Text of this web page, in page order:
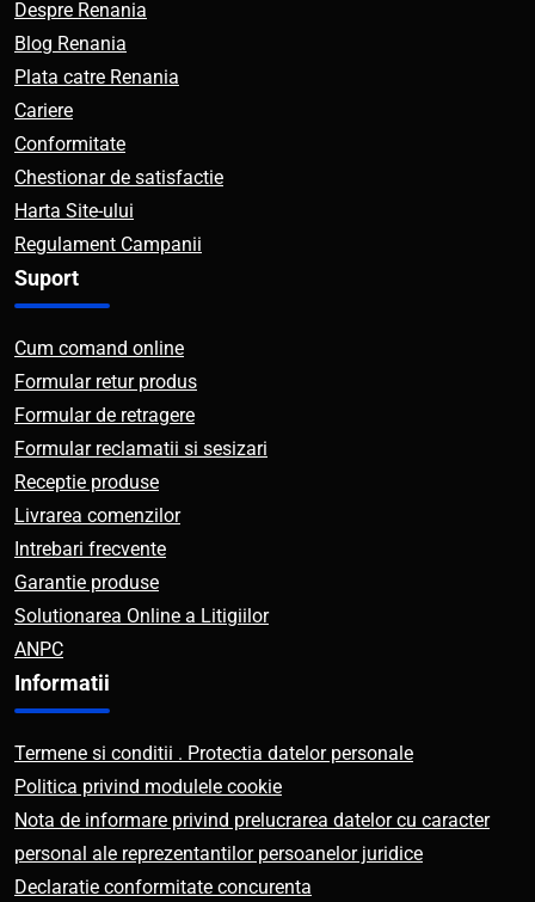
Despre Renania
Blog Renania
Plata catre Renania
Cariere
Conformitate
Chestionar de satisfactie
Harta Site-ului
Regulament Campanii
Suport
Cum comand online
Formular retur produs
Formular de retragere
Formular reclamatii si sesizari
Receptie produse
Livrarea comenzilor
Intrebari frecvente
Garantie produse
Solutionarea Online a Litigiilor
ANPC
Informatii
Termene si conditii . Protectia datelor personale
Politica privind modulele cookie
Nota de informare privind prelucrarea datelor cu caracter
personal ale reprezentantilor persoanelor juridice
Declaratie conformitate concurenta